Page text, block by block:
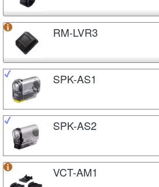
RM-LVR3
SPK-AS1
SPK-AS2
VCT-AM1